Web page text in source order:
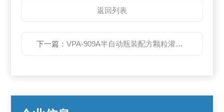
返回列表
下一篇：VPA-909A半自动瓶装配方颗粒灌装机